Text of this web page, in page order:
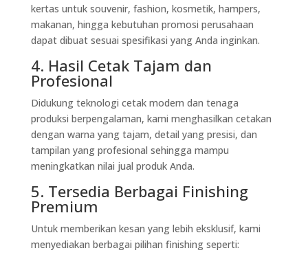
kertas untuk souvenir, fashion, kosmetik, hampers,
makanan, hingga kebutuhan promosi perusahaan
dapat dibuat sesuai spesifikasi yang Anda inginkan.
4. Hasil Cetak Tajam dan
Profesional
Didukung teknologi cetak modern dan tenaga
produksi berpengalaman, kami menghasilkan cetakan
dengan warna yang tajam, detail yang presisi, dan
tampilan yang profesional sehingga mampu
meningkatkan nilai jual produk Anda.
5. Tersedia Berbagai Finishing
Premium
Untuk memberikan kesan yang lebih eksklusif, kami
menyediakan berbagai pilihan finishing seperti: